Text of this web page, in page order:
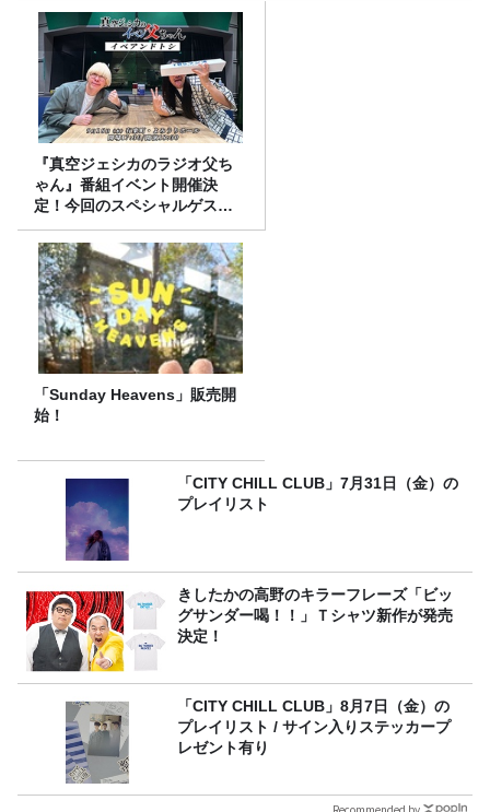
『真空ジェシカのラジオ父ち
ゃん』番組イベント開催決
定！今回のスペシャルゲスト
は、タカアンドトシ！
「Sunday Heavens」販売開
始！
「CITY CHILL CLUB」7月31日（金）の
プレイリスト
きしたかの高野のキラーフレーズ「ビッ
グサンダー喝！！」Ｔシャツ新作が発売
決定！
「CITY CHILL CLUB」8月7日（金）の
プレイリスト / サイン入りステッカープ
レゼント有り